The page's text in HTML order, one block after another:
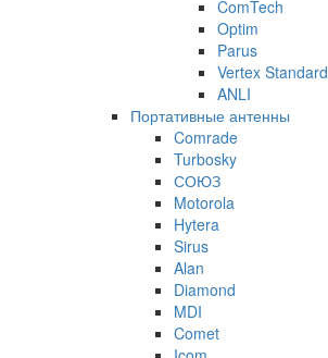
ComTech
Optim
Parus
Vertex Standard
ANLI
Портативные антенны
Comrade
Turbosky
СОЮЗ
Motorola
Hytera
Sirus
Alan
Diamond
MDI
Comet